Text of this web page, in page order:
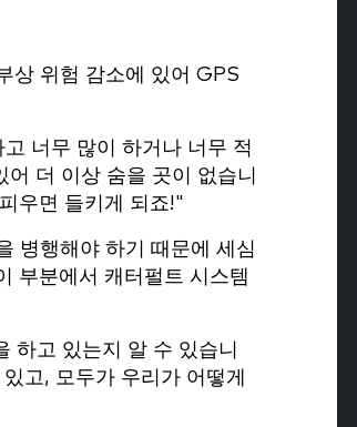
상 위험 감소에 있어 GPS
너무 많이 하거나 너무 적
더 이상 숨을 곳이 없습니
우면 들키게 되죠!"
병행해야 하기 때문에 세심
부분에서 캐터펄트 시스템
하고 있는지 알 수 있습니
고, 모두가 우리가 어떻게